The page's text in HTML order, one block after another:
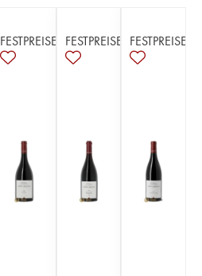
FESTPREISE FESTPREISE FESTPREISE